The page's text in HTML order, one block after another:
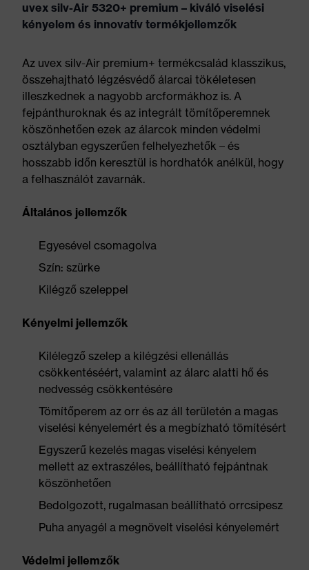
uvex silv-Air 5320+ premium – kiváló viselési
kényelem és innovatív termékjellemzők
Az uvex silv-Air premium+ termékcsalád klasszikus,
összehajtható légzésvédő álarcai tökéletesen
illeszkednek a nagyobb arcformákhoz is. A
fejpánthuroknak és az integrált tömítőperemnek
köszönhetően ezek az álarcok minden védelmi
osztályban egyszerűen felhelyezhetők – és
hosszabb időn keresztül is hordhatók anélkül, hogy
a felhasználót zavarnák.
Általános jellemzők
Egyesével csomagolva
Szín: szürke
Kilégző szeleppel
Kényelmi jellemzők
Kilélegző szelep a kilégzési ellenállás
csökkentéséért, valamint az álarc alatti hő és
nedvesség csökkentésére
Tömítőperem az orr és az áll területén a magas
viselési kényelemért és a megbízható tömítésért
Egyszerű kezelés magas viselési kényelem
mellett az extraszéles, beállítható fejpántnak
köszönhetően
Bedolgozott, rugalmasan beállítható orrcsipesz
Puha anyagél a megnövelt viselési kényelemért
Védelmi jellemzők